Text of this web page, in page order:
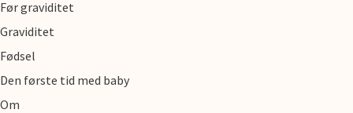
Før graviditet
Graviditet
Fødsel
Den første tid med baby
Om